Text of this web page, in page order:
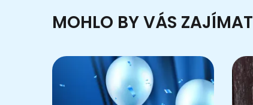
MOHLO BY VÁS ZAJÍMAT